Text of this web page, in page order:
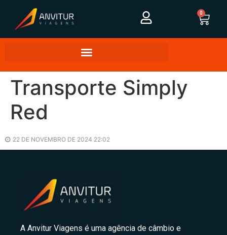
0
Transporte Simply
Red
22 DE NOVEMBRO DE 2024 22:02
A Anvitur Viagens é uma agência de câmbio e